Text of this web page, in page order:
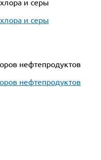
и серы
и серы
нефтепродуктов
нефтепродуктов